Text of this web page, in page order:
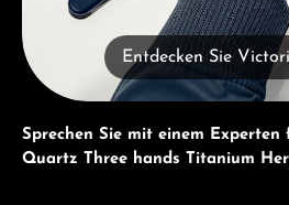
Entdecken Sie
Sprechen Sie mit einem
Quartz Three hands Titanium